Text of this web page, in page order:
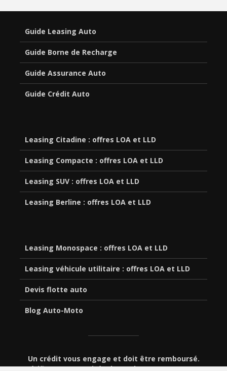
Guide Leasing Auto
Guide Borne de Recharge
Guide Assurance Auto
Guide Crédit Auto
Leasing Citadine : offres LOA et LLD
Leasing Compacte : offres LOA et LLD
Leasing SUV : offres LOA et LLD
Leasing Berline : offres LOA et LLD
Leasing Monospace : offres LOA et LLD
Leasing véhicule utilitaire : offres LOA et LLD
Devis flotte auto
Blog Auto-Moto
Un crédit vous engage et doit être remboursé.
Vérifiez vos capacités de remboursement avant